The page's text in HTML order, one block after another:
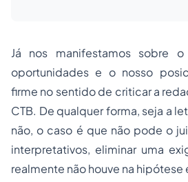
Já nos manifestamos sobre
oportunidades e o nosso
firme no sentido de criticar a
CTB. De qualquer forma, seja a
não, o caso é que não pode o
interpretativos, eliminar uma
realmente não houve na hipótese